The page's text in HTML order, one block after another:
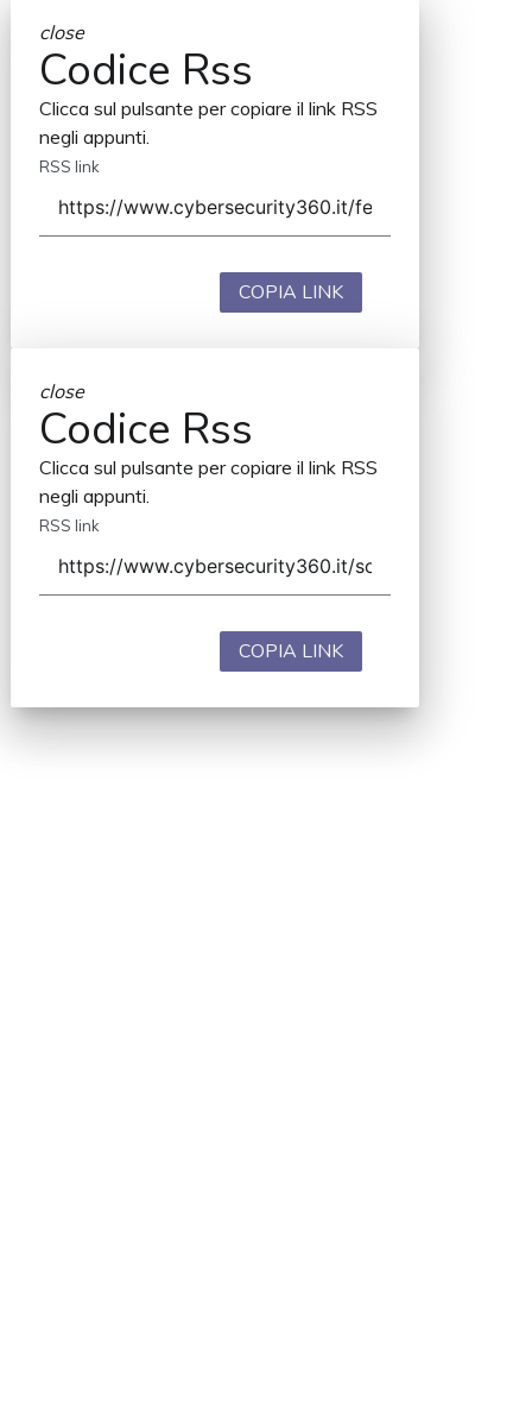
close
Codice Rss
Clicca sul pulsante per copiare il link RSS
negli appunti.
RSS link
COPIA LINK
close
Codice Rss
Clicca sul pulsante per copiare il link RSS
negli appunti.
RSS link
COPIA LINK